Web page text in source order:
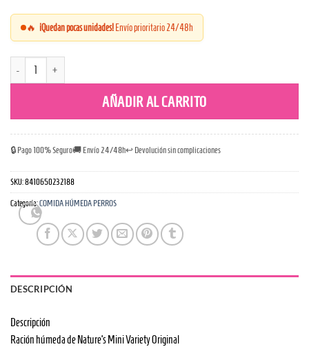
🔥 ¡Quedan pocas unidades! Envío prioritario 24/48h
Nature´s Variety Original No Grain Paté Mini 150gr - Turkey cantidad
AÑADIR AL CARRITO
🔒 Pago 100% Seguro🚚 Envío 24/48h↩️ Devolución sin complicaciones
SKU:8410650232188
Categoría:COMIDA HÚMEDA PERROS
DESCRIPCIÓN
Descripción
Ración húmeda de Nature’s Mini Variety Original